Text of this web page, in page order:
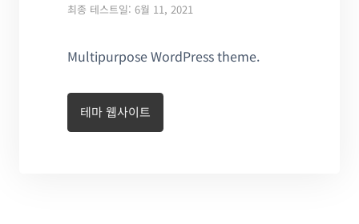
최종 테스트일: 6월 11, 2021
Multipurpose WordPress theme.
테마 웹사이트